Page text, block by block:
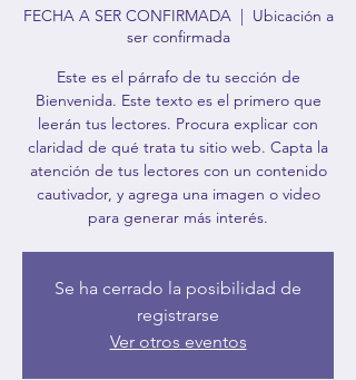
FECHA A SER CONFIRMADA
  |
Ubicación a
ser confirmada
Este es el párrafo de tu sección de
Bienvenida. Este texto es el primero que
leerán tus lectores. Procura explicar con
claridad de qué trata tu sitio web. Capta la
atención de tus lectores con un contenido
cautivador, y agrega una imagen o video
para generar más interés.
Se ha cerrado la posibilidad de
registrarse
Ver otros eventos